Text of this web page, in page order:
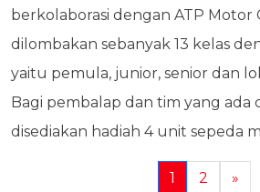
berkolaborasi dengan ATP Motor
dilombakan sebanyak 13 kelas
yaitu pemula, junior, senior dan
Bagi pembalap dan tim yang ada
disediakan hadiah 4 unit sepeda
1 2 »